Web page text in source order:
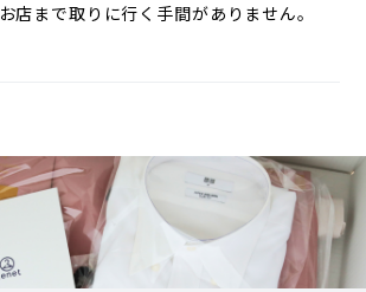
お店まで取りに行く手間がありません。